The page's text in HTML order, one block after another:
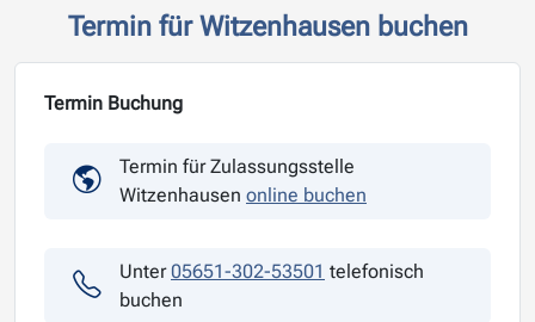
Termin für Witzenhausen buchen
Termin Buchung
Termin für Zulassungsstelle
Witzenhausen online buchen
Unter05651-302-53501 telefonisch
buchen